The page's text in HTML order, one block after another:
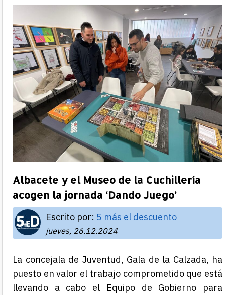
Albacete y el Museo de la Cuchillería
acogen la jornada ‘Dando Juego’
Escrito por: 5 más el descuento
jueves, 26.12.2024
La concejala de Juventud, Gala de la Calzada, ha
puesto en valor el trabajo comprometido que está
llevando a cabo el Equipo de Gobierno para